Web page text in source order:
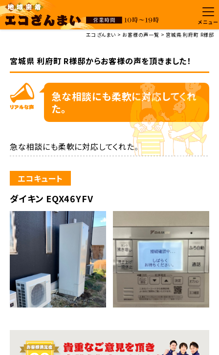
メニュー
エコざんまい
お客様の声一覧 宮城県 利府町 R様邸
宮城県 利府町 R様邸からお客様の声を頂きました！
急な相談にも柔軟に対応してくれ
た。
急な相談にも柔軟に対応してくれた。
エコキュート
ダイキン EQX46YFV